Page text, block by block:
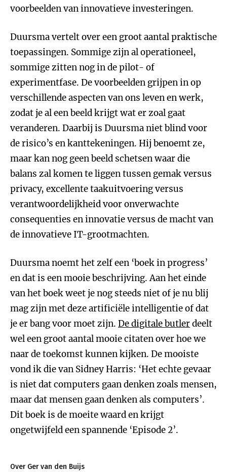
voorbeelden van innovatieve investeringen.
Duursma vertelt over een groot aantal praktische
toepassingen. Sommige zijn al operationeel,
sommige zitten nog in de pilot- of
experimentfase. De voorbeelden grijpen in op
verschillende aspecten van ons leven en werk,
zodat je al een beeld krijgt wat er zoal gaat
veranderen. Daarbij is Duursma niet blind voor
de risico’s en kanttekeningen. Hij benoemt ze,
maar kan nog geen beeld schetsen waar die
balans zal komen te liggen tussen gemak versus
privacy, excellente taakuitvoering versus
verantwoordelijkheid voor onverwachte
consequenties en innovatie versus de macht van
de innovatieve IT-grootmachten.
Duursma noemt het zelf een ‘boek in progress’
en dat is een mooie beschrijving. Aan het einde
van het boek weet je nog steeds niet of je nu blij
mag zijn met deze artificiële intelligentie of dat
je er bang voor moet zijn. De digitale butlerdeelt
wel een groot aantal mooie citaten over hoe we
naar de toekomst kunnen kijken. De mooiste
vond ik die van Sidney Harris: ‘Het echte gevaar
is niet dat computers gaan denken zoals mensen,
maar dat mensen gaan denken als computers’.
Dit boek is de moeite waard en krijgt
ongetwijfeld een spannende ‘Episode 2’.
Over Ger van den Buijs